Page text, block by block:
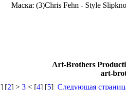
Маска: (3)Chris Fehn - Style
Art-Brothers
art-
] [2] > 3 < [4] [5] Следующая